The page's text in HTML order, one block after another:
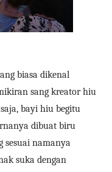
biasa dikenal
sang kreator hiu
bayi hiu begitu
dibuat biru
sesuai namanya
suka dengan